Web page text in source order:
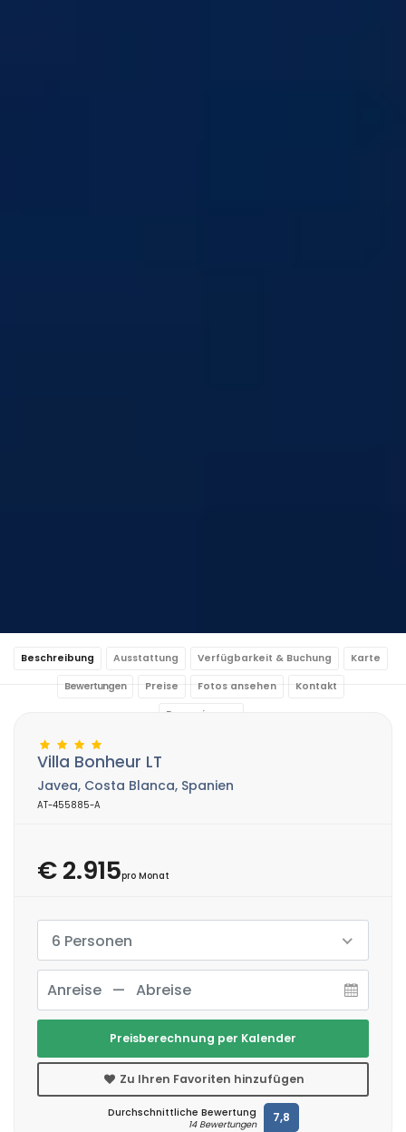
Beschreibung Ausstattung Verfügbarkeit & Buchung Karte
Bewertungen Preise Fotos ansehen Kontakt
Reservierung
Villa Bonheur LT
Javea, Costa Blanca, Spanien
AT-455885-A
€ 2.915pro Monat
6 Personen
Preisberechnung per Kalender
Zu Ihren Favoriten hinzufügen
Durchschnittliche Bewertung
14 Bewertungen 7,8